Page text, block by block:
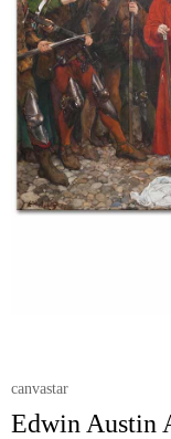
canvastar
Edwin Austin